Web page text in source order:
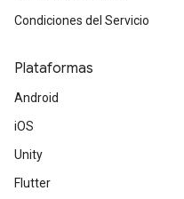
Condiciones del Servicio
Plataformas
Android
iOS
Unity
Flutter